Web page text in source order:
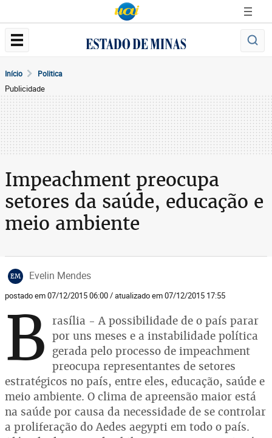
Início Politica
Publicidade
Impeachment preocupa
setores da saúde, educação e
meio ambiente
EM Evelin Mendes
postado em 07/12/2015 06:00 / atualizado em 07/12/2015 17:55
B rasília - A possibilidade de o país parar
por uns meses e a instabilidade política
gerada pelo processo de impeachment
preocupa representantes de setores
estratégicos no país, entre eles, educação, saúde e
meio ambiente. O clima de apreensão maior está
na saúde por causa da necessidade de se controlar
a proliferação do Aedes aegypti em todo o país.